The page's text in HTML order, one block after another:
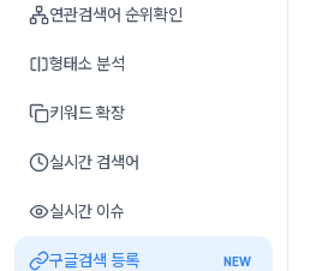
연관검색어 순위확인
형태소 분석
키워드 확장
실시간 검색어
실시간 이슈
구글검색 등록 NEW